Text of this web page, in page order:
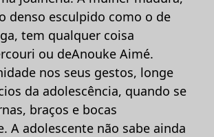
denso esculpido como o de
tem qualquer coisa
ou deAnouke Aimé.
nos seus gestos, longe
da adolescência, quando se
braços e bocas
A adolescente não sabe ainda